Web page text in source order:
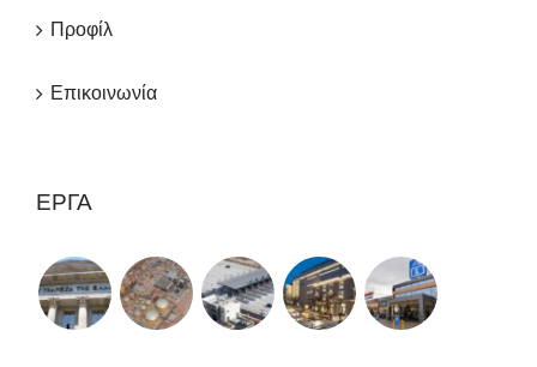
Προφίλ
Επικοινωνία
ΈΡΓΑ